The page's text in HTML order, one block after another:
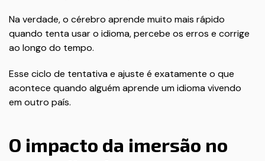
Na verdade, o cérebro aprende muito mais rápido
quando tenta usar o idioma, percebe os erros e corrige
ao longo do tempo.
Esse ciclo de tentativa e ajuste é exatamente o que
acontece quando alguém aprende um idioma vivendo
em outro país.
O impacto da imersão no